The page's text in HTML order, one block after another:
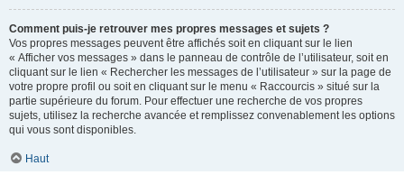
Comment puis-je retrouver mes propres messages et sujets ?
Vos propres messages peuvent être affichés soit en cliquant sur le lien
« Afficher vos messages » dans le panneau de contrôle de l’utilisateur, soit en
cliquant sur le lien « Rechercher les messages de l’utilisateur » sur la page de
votre propre profil ou soit en cliquant sur le menu « Raccourcis » situé sur la
partie supérieure du forum. Pour effectuer une recherche de vos propres
sujets, utilisez la recherche avancée et remplissez convenablement les options
qui vous sont disponibles.
Haut